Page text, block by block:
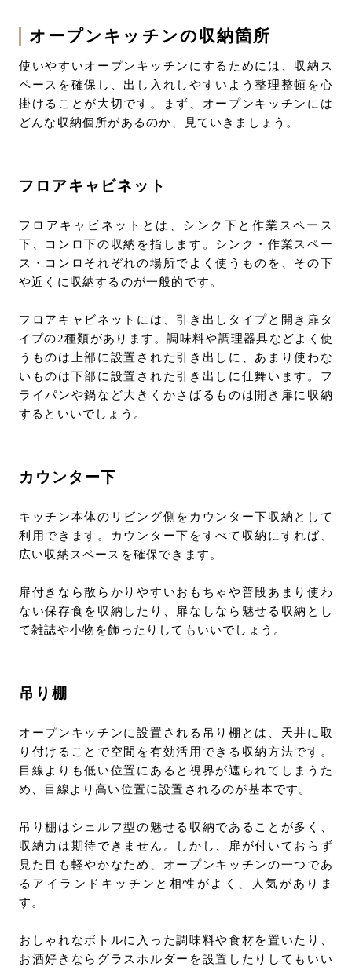
オープンキッチンの収納箇所
使いやすいオープンキッチンにするためには、収納ス
ペースを確保し、出し入れしやすいよう整理整頓を心
掛けることが大切です。まず、オープンキッチンには
どんな収納個所があるのか、見ていきましょう。
フロアキャビネット
フロアキャビネットとは、シンク下と作業スペース
下、コンロ下の収納を指します。シンク・作業スペー
ス・コンロそれぞれの場所でよく使うものを、その下
や近くに収納するのが一般的です。
フロアキャビネットには、引き出しタイプと開き扉タ
イプの2種類があります。調味料や調理器具などよく使
うものは上部に設置された引き出しに、あまり使わな
いものは下部に設置された引き出しに仕舞います。フ
ライパンや鍋など大きくかさばるものは開き扉に収納
するといいでしょう。
カウンター下
キッチン本体のリビング側をカウンター下収納として
利用できます。カウンター下をすべて収納にすれば、
広い収納スペースを確保できます。
扉付きなら散らかりやすいおもちゃや普段あまり使わ
ない保存食を収納したり、扉なしなら魅せる収納とし
て雑誌や小物を飾ったりしてもいいでしょう。
吊り棚
オープンキッチンに設置される吊り棚とは、天井に取
り付けることで空間を有効活用できる収納方法です。
目線よりも低い位置にあると視界が遮られてしまうた
め、目線より高い位置に設置されるのが基本です。
吊り棚はシェルフ型の魅せる収納であることが多く、
収納力は期待できません。しかし、扉が付いておらず
見た目も軽やかなため、オープンキッチンの一つであ
るアイランドキッチンと相性がよく、人気がありま
す。
おしゃれなボトルに入った調味料や食材を置いたり、
お酒好きならグラスホルダーを設置したりしてもいい